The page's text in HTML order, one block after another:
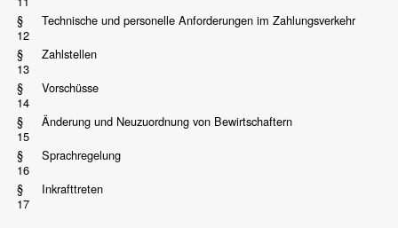
§
12
Technische und personelle Anforderungen im Zahlungsverkehr
§
13
Zahlstellen
§
14
Vorschüsse
§
15
Änderung und Neuzuordnung von Bewirtschaftern
§
16
Sprachregelung
§
17
Inkrafttreten